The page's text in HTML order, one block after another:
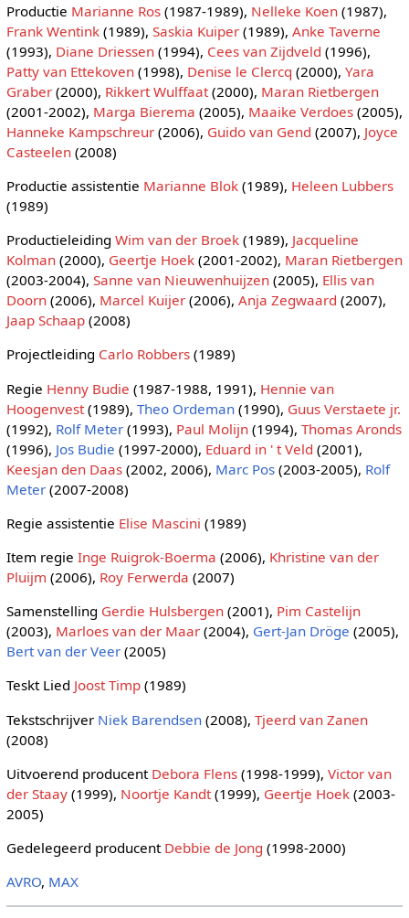
Productie Marianne Ros(1987-1989), Nelleke Koen(1987),
Frank Wentink(1989), Saskia Kuiper(1989), Anke Taverne
(1993), Diane Driessen(1994), Cees van Zijdveld (1996),
Patty van Ettekoven(1998), Denise le Clercq (2000), Yara
Graber(2000), Rikkert Wulffaat(2000), Maran Rietbergen
(2001-2002), Marga Bierema (2005), Maaike Verdoes(2005),
Hanneke Kampschreur(2006), Guido van Gend (2007), Joyce
Casteelen(2008)
Productie assistentie Marianne Blok(1989), Heleen Lubbers
(1989)
Productieleiding Wim van der Broek(1989), Jacqueline
Kolman(2000), Geertje Hoek(2001-2002), Maran Rietbergen
(2003-2004), Sanne van Nieuwenhuijzen(2005), Ellis van
Doorn(2006), Marcel Kuijer(2006), Anja Zegwaard (2007),
Jaap Schaap(2008)
Projectleiding Carlo Robbers(1989)
Regie Henny Budie (1987-1988, 1991), Hennie van
Hoogenvest(1989), Theo Ordeman(1990), Guus Verstaete jr.
(1992), Rolf Meter(1993), Paul Molijn(1994), Thomas Aronds
(1996), Jos Budie (1997-2000), Eduard in ' t Veld (2001),
Keesjan den Daas(2002, 2006), Marc Pos(2003-2005), Rolf
Meter(2007-2008)
Regie assistentie Elise Mascini (1989)
Item regie Inge Ruigrok-Boerma (2006), Khristine van der
Pluijm (2006), Roy Ferwerda (2007)
Samenstelling Gerdie Hulsbergen(2001), Pim Castelijn
(2003), Marloes van der Maar(2004), Gert-Jan Dröge (2005),
Bert van der Veer(2005)
Teskt Lied Joost Timp(1989)
Tekstschrijver Niek Barendsen(2008), Tjeerd van Zanen
(2008)
Uitvoerend producent Debora Flens(1998-1999), Victor van
der Staay(1999), Noortje Kandt(1999), Geertje Hoek(2003-
2005)
Gedelegeerd producent Debbie de Jong (1998-2000)
AVRO, MAX